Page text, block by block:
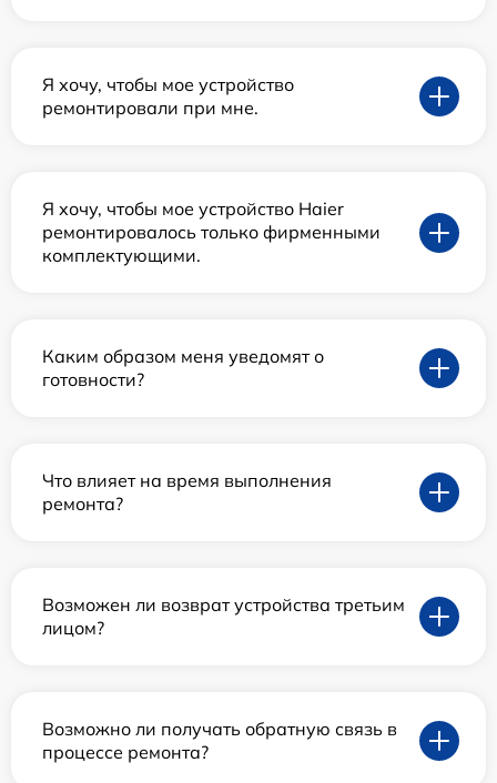
Я хочу, чтобы мое устройство
ремонтировали при мне.
Я хочу, чтобы мое устройство Haier
ремонтировалось только фирменными
комплектующими.
Каким образом меня уведомят о
готовности?
Что влияет на время выполнения
ремонта?
Возможен ли возврат устройства третьим
лицом?
Возможно ли получать обратную связь в
процессе ремонта?